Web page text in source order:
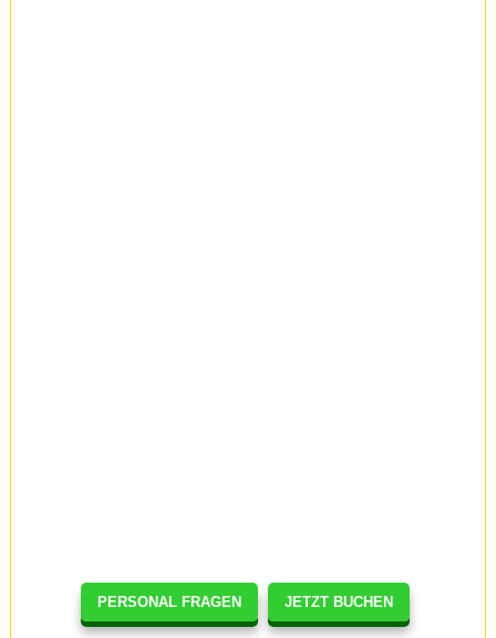
PERSONAL FRAGEN JETZT BUCHEN